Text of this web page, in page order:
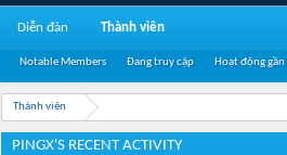
Thành viên
PINGX'S RECENT ACTIVITY
Diễn đàn Thành viên
Notable Members Đang truy cập Hoạt động gần